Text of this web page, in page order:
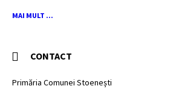
MAI MULT ...
CONTACT
Primăria Comunei Stoenești